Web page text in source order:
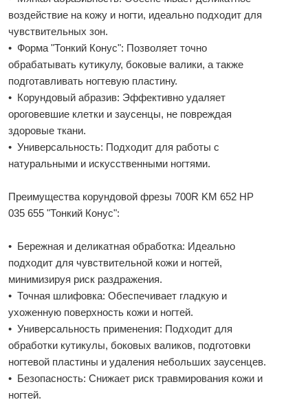
воздействие на кожу и ногти, идеально подходит для
чувствительных зон.
• Форма "Тонкий Конус": Позволяет точно
обрабатывать кутикулу, боковые валики, а также
подготавливать ногтевую пластину.
• Корундовый абразив: Эффективно удаляет
ороговевшие клетки и заусенцы, не повреждая
здоровые ткани.
• Универсальность: Подходит для работы с
натуральными и искусственными ногтями.
Преимущества корундовой фрезы 700R KM 652 HP
035 655 "Тонкий Конус":
• Бережная и деликатная обработка: Идеально
подходит для чувствительной кожи и ногтей,
минимизируя риск раздражения.
• Точная шлифовка: Обеспечивает гладкую и
ухоженную поверхность кожи и ногтей.
• Универсальность применения: Подходит для
обработки кутикулы, боковых валиков, подготовки
ногтевой пластины и удаления небольших заусенцев.
• Безопасность: Снижает риск травмирования кожи и
ногтей.